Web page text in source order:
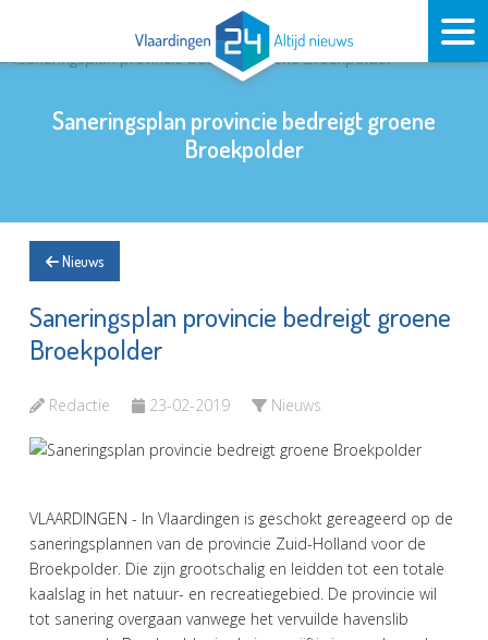
Saneringsplan provincie bedreigt groene
Broekpolder
Nieuws
Saneringsplan provincie bedreigt groene
Broekpolder
Redactie 23-02-2019 Nieuws
VLAARDINGEN - In Vlaardingen is geschokt gereageerd op de
saneringsplannen van de provincie Zuid-Holland voor de
Broekpolder. Die zijn grootschalig en leidden tot een totale
kaalslag in het natuur- en recreatiegebied. De provincie wil
tot sanering overgaan vanwege het vervuilde havenslib